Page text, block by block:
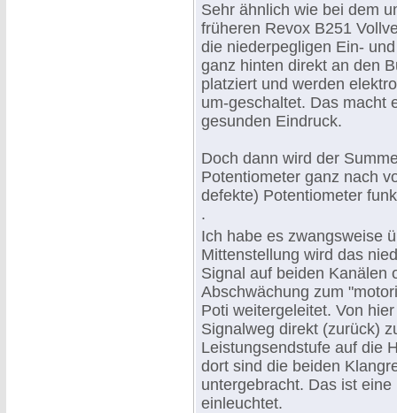
Sehr ähnlich wie bei dem
früheren Revox B251
die niederpegligen Ein-
ganz hinten direkt an den
platziert und werden
um-geschaltet. Das macht
gesunden Eindruck.
Doch dann wird der
Potentiometer ganz nach
defekte) Potentiometer
.
Ich habe es zwangsweise
Mittenstellung wird das
Signal auf beiden Kanälen
Abschwächung zum
Poti weitergeleitet. Von
Signalweg direkt (zurück)
Leistungsendstufe auf die
dort sind die beiden
untergebracht. Das ist
einleuchtet.